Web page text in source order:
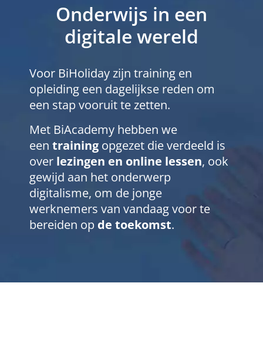
Onderwijs in een
digitale wereld
Voor BiHoliday zijn training en
opleiding een dagelijkse reden om
een stap vooruit te zetten.
Met BiAcademy hebben we
een training opgezet die verdeeld is
over lezingen en online lessen, ook
gewijd aan het onderwerp
digitalisme, om de jonge
werknemers van vandaag voor te
bereiden op de toekomst.